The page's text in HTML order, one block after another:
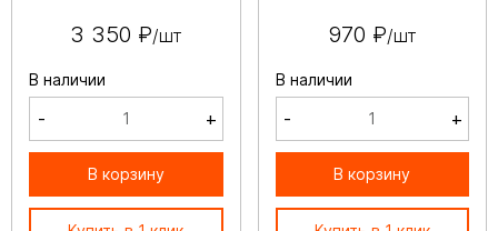
3 350 ₽/шт
В наличии
- +
В корзину
970 ₽/шт
В наличии
- +
В корзину